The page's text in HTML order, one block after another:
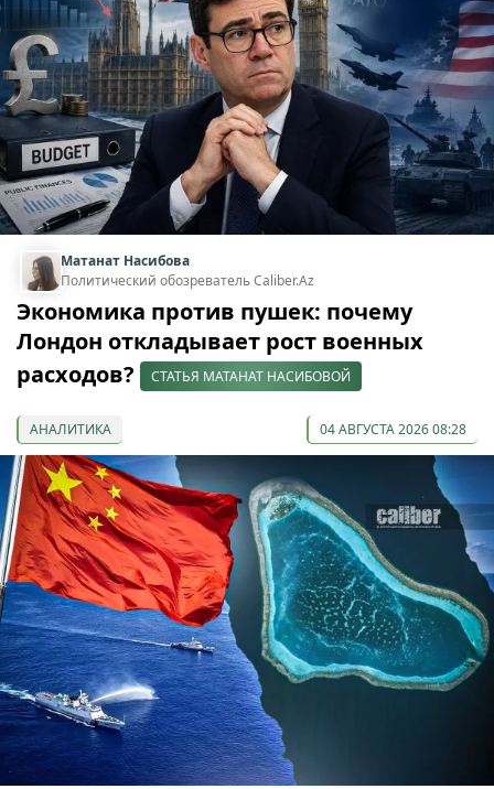
Матанат Насибова
Политический обозреватель Caliber.Az
Экономика против пушек: почему
Лондон откладывает рост военных
расходов?
СТАТЬЯ МАТАНАТ НАСИБОВОЙ
АНАЛИТИКА 04 АВГУСТА 2026 08:28